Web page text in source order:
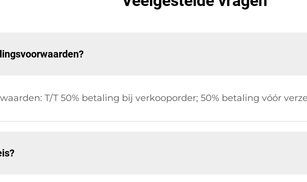
T/T 50% betaling bij verkooporder; 50% betaling vóór